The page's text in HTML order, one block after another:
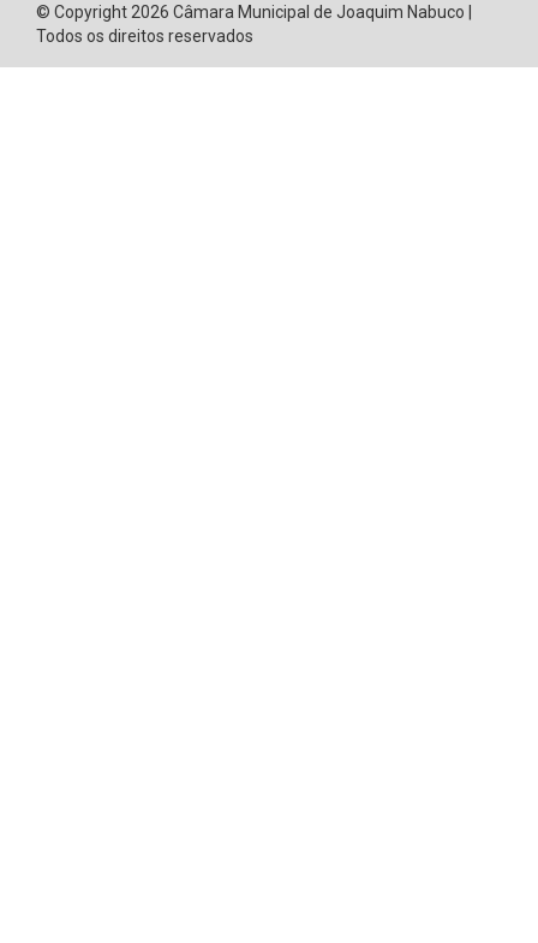
© Copyright 2026 Câmara Municipal de Joaquim Nabuco |
Todos os direitos reservados